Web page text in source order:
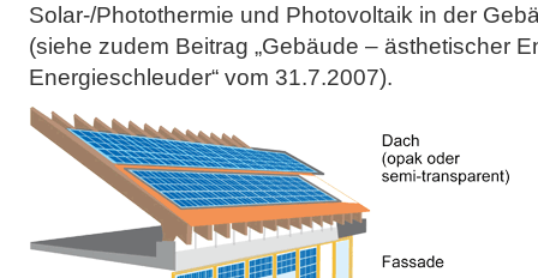
Solar-/Photothermie und Photovoltaik in der
(siehe zudem Beitrag „Gebäude – ästhetischer
Energieschleuder“ vom 31.7.2007).